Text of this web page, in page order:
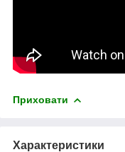
Приховати
Характеристики